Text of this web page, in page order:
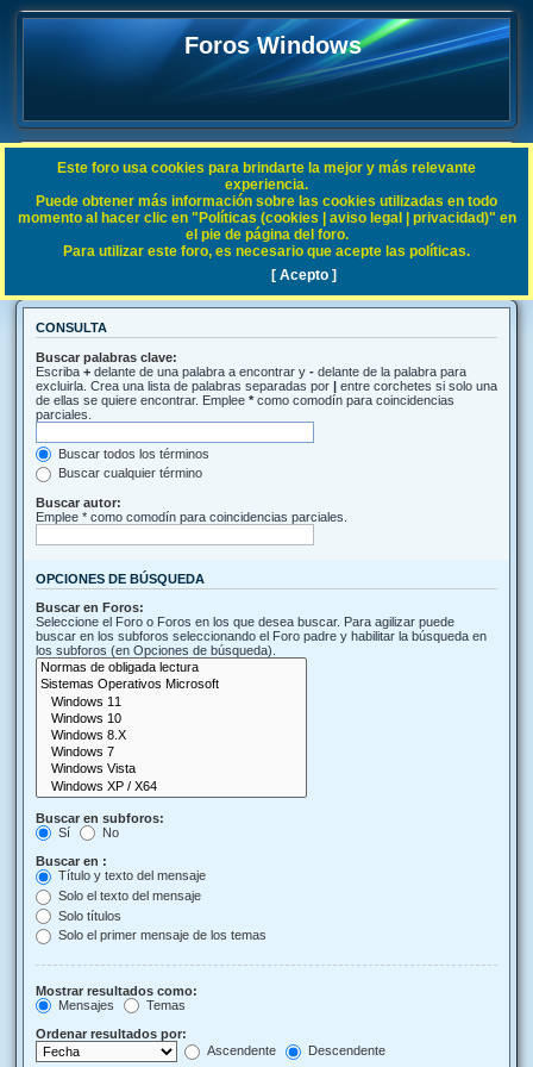
Foros Windows
FAQ
Índice general Buscar
Buscar
CONSULTA
Buscar palabras clave:
Escriba + delante de una palabra a encontrar y - delante de la palabra para
excluirla. Crea una lista de palabras separadas por | entre corchetes si solo una
de ellas se quiere encontrar. Emplee * como comodín para coincidencias
parciales.
Buscar todos los términos
Buscar cualquier término
Buscar autor:
Emplee * como comodín para coincidencias parciales.
OPCIONES DE BÚSQUEDA
Buscar en Foros:
Seleccione el Foro o Foros en los que desea buscar. Para agilizar puede
buscar en los subforos seleccionando el Foro padre y habilitar la búsqueda en
los subforos (en Opciones de búsqueda).
Buscar en subforos:
Sí
No
Buscar en :
Título y texto del mensaje
Solo el texto del mensaje
Solo títulos
Solo el primer mensaje de los temas
Mostrar resultados como:
Mensajes
Temas
Ordenar resultados por:
Ascendente
Descendente
Este foro usa cookies para brindarte la mejor y más relevante
experiencia.
Puede obtener más información sobre las cookies utilizadas en todo
momento al hacer clic en "Políticas (cookies | aviso legal | privacidad)" en
el pie de página del foro.
Para utilizar este foro, es necesario que acepte las políticas.
[ Acepto ]